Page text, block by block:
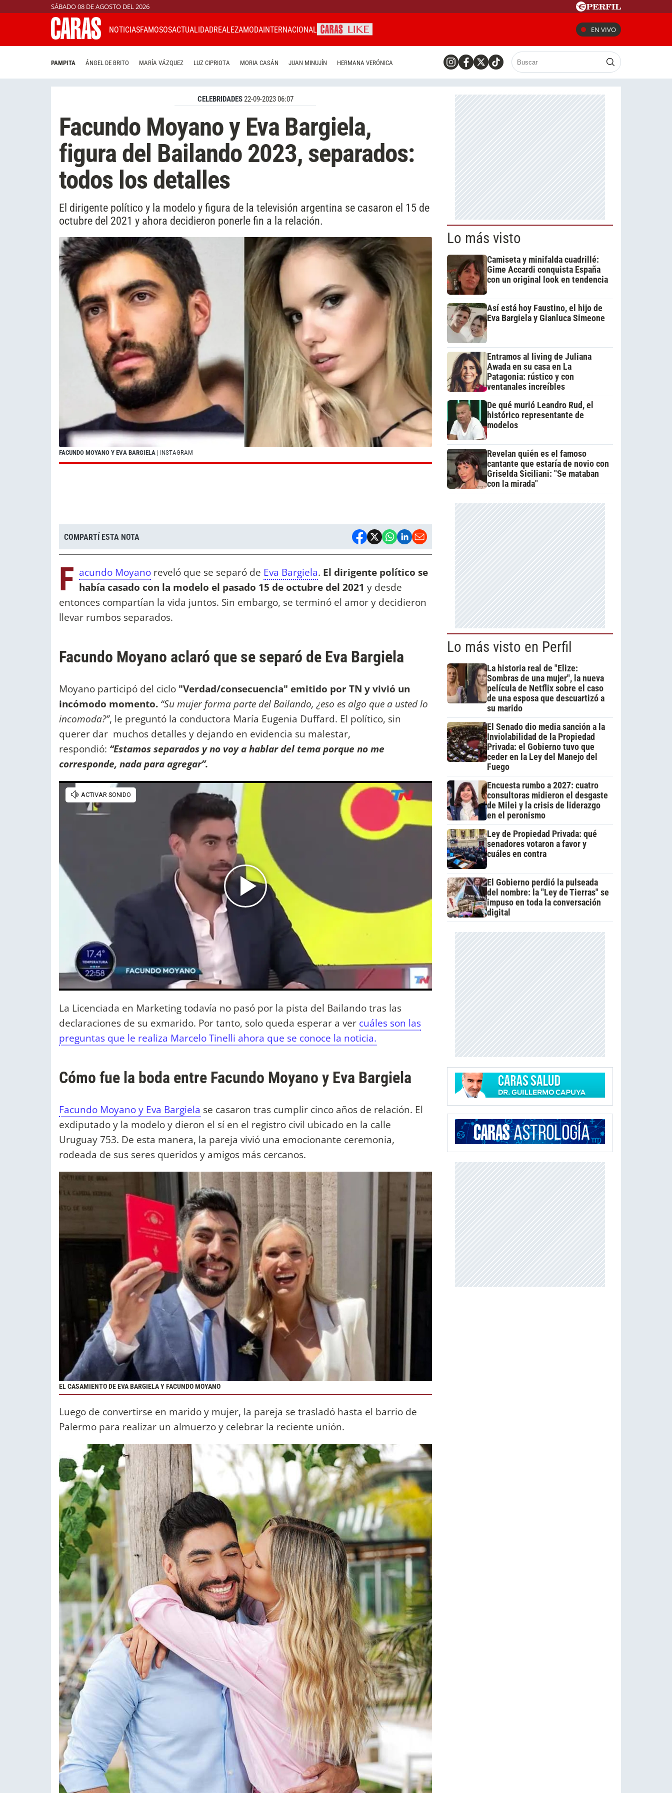
SÁBADO 08 DE AGOSTO DEL 2026
NOTICIASFAMOSOSACTUALIDADREALEZAMODAINTERNACIONAL EN VIVO
PAMPITA ÁNGEL DE BRITO MARÍA VÁZQUEZ LUZ CIPRIOTA MORIA CASÁN JUAN MINUJÍN HERMANA VERÓNICA
CELEBRIDADES22-09-2023 06:07
Facundo Moyano y Eva Bargiela,
figura del Bailando 2023, separados:
todos los detalles
El dirigente político y la modelo y figura de la televisión argentina se casaron el 15 de
octubre del 2021 y ahora decidieron ponerle fin a la relación.
FACUNDO MOYANO Y EVA BARGIELA | INSTAGRAM
COMPARTÍ ESTA NOTA
F acundo Moyano reveló que se separó de Eva Bargiela. El dirigente político se
había casado con la modelo el pasado 15 de octubre del 2021 y desde
entonces compartían la vida juntos. Sin embargo, se terminó el amor y decidieron
llevar rumbos separados.
Facundo Moyano aclaró que se separó de Eva Bargiela
Moyano participó del ciclo "Verdad/consecuencia" emitido por TN y vivió un
incómodo momento. “Su mujer forma parte del Bailando, ¿eso es algo que a usted lo
incomoda?”, le preguntó la conductora María Eugenia Duffard. El político, sin
querer dar muchos detalles y dejando en evidencia su malestar,
respondió: “Estamos separados y no voy a hablar del tema porque no me
corresponde, nada para agregar”.
La Licenciada en Marketing todavía no pasó por la pista del Bailando tras las
declaraciones de su exmarido. Por tanto, solo queda esperar a ver cuáles son las
preguntas que le realiza Marcelo Tinelli ahora que se conoce la noticia.
Cómo fue la boda entre Facundo Moyano y Eva Bargiela
Facundo Moyano y Eva Bargiela se casaron tras cumplir cinco años de relación. El
exdiputado y la modelo y dieron el sí en el registro civil ubicado en la calle
Uruguay 753. De esta manera, la pareja vivió una emocionante ceremonia,
rodeada de sus seres queridos y amigos más cercanos.
EL CASAMIENTO DE EVA BARGIELA Y FACUNDO MOYANO
Luego de convertirse en marido y mujer, la pareja se trasladó hasta el barrio de
Palermo para realizar un almuerzo y celebrar la reciente unión.
Lo más visto
Camiseta y minifalda cuadrillé:
Gime Accardi conquista España
con un original look en tendencia
Así está hoy Faustino, el hijo de
Eva Bargiela y Gianluca Simeone
Entramos al living de Juliana
Awada en su casa en La
Patagonia: rústico y con
ventanales increíbles
De qué murió Leandro Rud, el
histórico representante de
modelos
Revelan quién es el famoso
cantante que estaría de novio con
Griselda Siciliani: "Se mataban
con la mirada"
Lo más visto en Perfil
La historia real de "Elize:
Sombras de una mujer", la nueva
película de Netflix sobre el caso
de una esposa que descuartizó a
su marido
El Senado dio media sanción a la
Inviolabilidad de la Propiedad
Privada: el Gobierno tuvo que
ceder en la Ley del Manejo del
Fuego
Encuesta rumbo a 2027: cuatro
consultoras midieron el desgaste
de Milei y la crisis de liderazgo
en el peronismo
Ley de Propiedad Privada: qué
senadores votaron a favor y
cuáles en contra
El Gobierno perdió la pulseada
del nombre: la "Ley de Tierras" se
impuso en toda la conversación
digital